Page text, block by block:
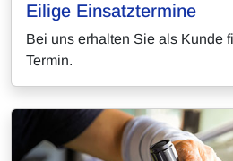
Eilige Einsatztermine
Bei uns erhalten Sie als Kunde
Termin.